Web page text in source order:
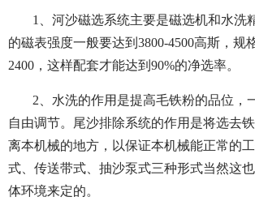
1、河沙磁选系统主要是磁选机和水洗
的磁表强度一般要达到3800-4500高斯，规
2400，这样配套才能达到90%的净选率。
2、水洗的作用是提高毛铁粉的品位，
自由调节。尾沙排除系统的作用是将选去
离本机械的地方，以保证本机械能正常的
式、传送带式、抽沙泵式三种形式当然这
体环境来定的。